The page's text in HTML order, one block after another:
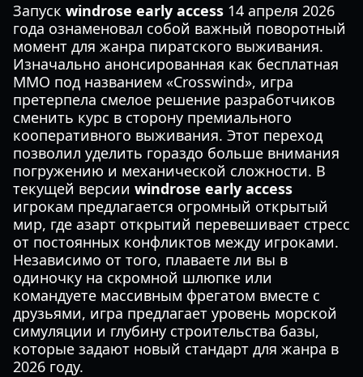
Запуск windrose early access 14 апреля 2026
года ознаменовал собой важный поворотный
момент для жанра пиратского выживания.
Изначально анонсированная как бесплатная
MMO под названием «Crosswind», игра
претерпела смелое решение разработчиков
сменить курс в сторону премиального
кооперативного выживания. Этот переход
позволил уделить гораздо больше внимания
погружению и механической сложности. В
текущей версии windrose early access
игрокам предлагается огромный открытый
мир, где азарт открытий перевешивает стресс
от постоянных конфликтов между игроками.
Независимо от того, плаваете ли вы в
одиночку на скромной шлюпке или
командуете массивным фрегатом вместе с
друзьями, игра предлагает уровень морской
симуляции и глубину строительства базы,
которые задают новый стандарт для жанра в
2026 году.